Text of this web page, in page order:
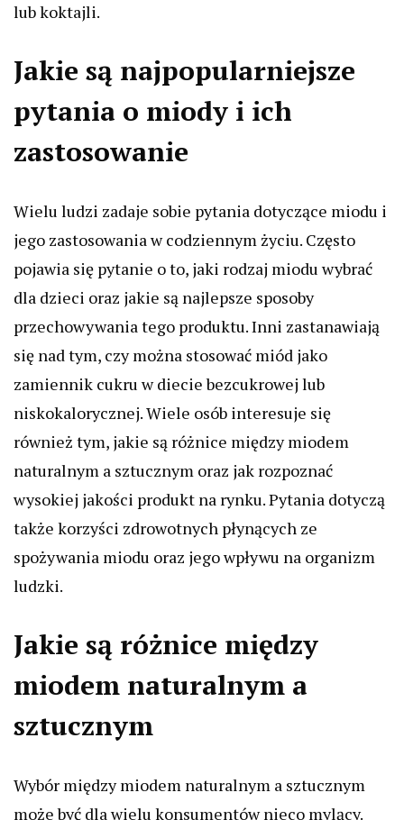
lub koktajli.
Jakie są najpopularniejsze
pytania o miody i ich
zastosowanie
Wielu ludzi zadaje sobie pytania dotyczące miodu i
jego zastosowania w codziennym życiu. Często
pojawia się pytanie o to, jaki rodzaj miodu wybrać
dla dzieci oraz jakie są najlepsze sposoby
przechowywania tego produktu. Inni zastanawiają
się nad tym, czy można stosować miód jako
zamiennik cukru w diecie bezcukrowej lub
niskokalorycznej. Wiele osób interesuje się
również tym, jakie są różnice między miodem
naturalnym a sztucznym oraz jak rozpoznać
wysokiej jakości produkt na rynku. Pytania dotyczą
także korzyści zdrowotnych płynących ze
spożywania miodu oraz jego wpływu na organizm
ludzki.
Jakie są różnice między
miodem naturalnym a
sztucznym
Wybór między miodem naturalnym a sztucznym
może być dla wielu konsumentów nieco mylący.